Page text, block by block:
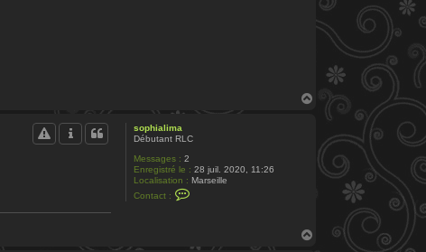
sophialima
Débutant RLC
Messages : 2
Enregistré le : 28 juil. 2020, 11:26
Localisation : Marseille
Contact :